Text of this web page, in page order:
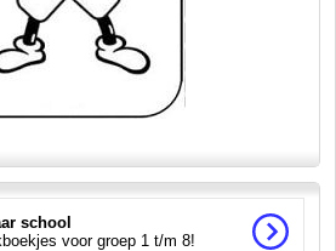
school
voor groep 1 t/m 8!